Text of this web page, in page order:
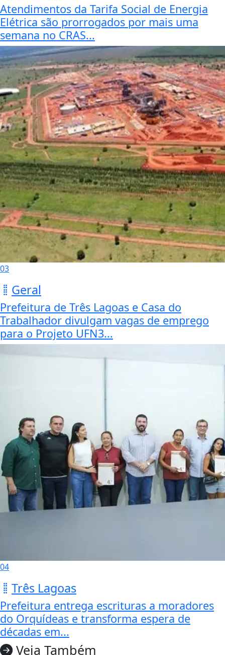
Atendimentos da Tarifa Social de Energia
Elétrica são prorrogados por mais uma
semana no CRAS...
03
Geral
Prefeitura de Três Lagoas e Casa do
Trabalhador divulgam vagas de emprego
para o Projeto UFN3...
04
Três Lagoas
Prefeitura entrega escrituras a moradores
do Orquídeas e transforma espera de
décadas em...
Veja Também